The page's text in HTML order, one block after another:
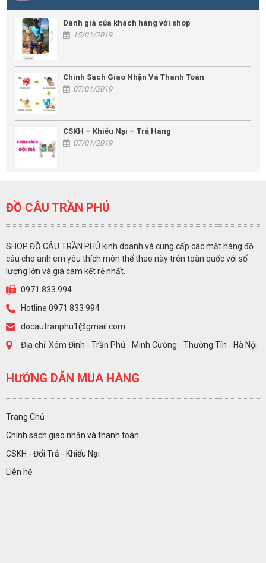
Đánh giá của khách hàng với shop
15/01/2019
Chính Sách Giao Nhận Và Thanh Toán
07/01/2019
CSKH – Khiếu Nại – Trả Hàng
07/01/2019
ĐỒ CÂU TRẦN PHÚ
SHOP ĐỒ CÂU TRẦN PHÚ kinh doanh và cung cấp các mặt hàng đồ
câu cho anh em yêu thích môn thể thao này trên toàn quốc với số
lượng lớn và giá cam kết rẻ nhất.
0971 833 994
Hotline:0971 833 994
docautranphu1@gmail.com
Địa chỉ: Xóm Đình - Trần Phú - Minh Cường - Thường Tín - Hà Nội
HƯỚNG DẪN MUA HÀNG
Trang Chủ
Chính sách giao nhận và thanh toán
CSKH - Đổi Trả - Khiếu Nại
Liên hệ